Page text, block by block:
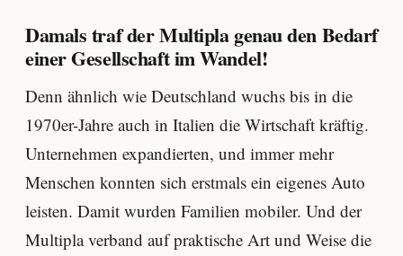
Damals traf der Multipla genau den Bedarf
einer Gesellschaft im Wandel!
Denn ähnlich wie Deutschland wuchs bis in die
1970er-Jahre auch in Italien die Wirtschaft kräftig.
Unternehmen expandierten, und immer mehr
Menschen konnten sich erstmals ein eigenes Auto
leisten. Damit wurden Familien mobiler. Und der
Multipla verband auf praktische Art und Weise die